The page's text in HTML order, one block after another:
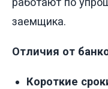
заемщика.
Отличия от
Короткие